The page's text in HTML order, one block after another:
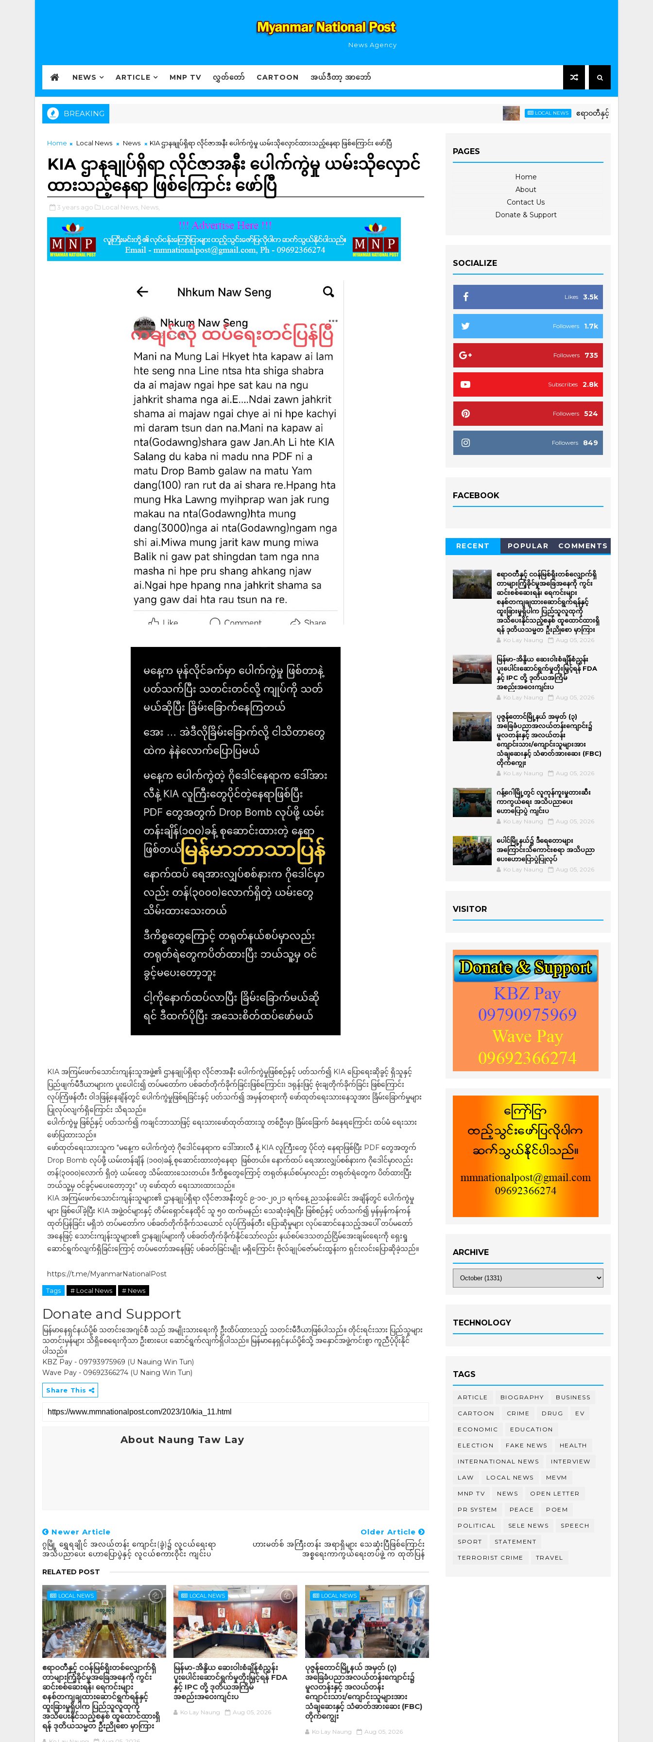
News Agency
NEWS ARTICLE MNP TV လွှတ်တော် CARTOON အယ်ဒီတာ့ အာဘော်
BREAKING LOCAL NEWS ဧရာဝတီနှင့် ငဝန်မြစ်ရိုးတစ်လျှေ
Home Local News News KIA ဌာနချုပ်ရှိရာ လိုင်ဇာအနီး ပေါက်ကွဲမှု ယမ်းသိုလှောင်ထားသည့်နေရာ ဖြစ်ကြောင်း ဖော်ပြီ
KIA ဌာနချုပ်ရှိရာ လိုင်ဇာအနီး ပေါက်ကွဲမှု ယမ်းသိုလှောင်
ထားသည့်နေရာ ဖြစ်ကြောင်း ဖော်ပြီ
3 years ago Local News, News,
KIA အကြမ်းဖက်သောင်းကျန်းသူအဖွဲ့၏ ဌာနချုပ်ရှိရာ လိုင်ဇာအနီး ပေါက်ကွဲမှုဖြစ်စဉ်နှင့် ပတ်သက်၍ KIA ပြောရေးဆိုခွင့် ရှိသူနှင့်
ပြည်ဖျက်မီဒီယာများက ပူးပေါင်း၍ တပ်မတော်က ပစ်ခတ်တိုက်ခိုက်ခြင်းဖြစ်ကြောင်း၊ ဒရုန်းဖြင့် ဗုံးချတိုက်ခိုက်ခြင်း ဖြစ်ကြောင်း
လုပ်ကြံဖန်တီး ဝါဒဖြန့်နေချိန်တွင် ပေါက်ကွဲမှုဖြစ်ရခြင်းနှင့် ပတ်သက်၍ အမှန်တရားကို ဖော်ထုတ်ရေးသားနေသူအား ခြိမ်းခြောက်မှုများ
ပြုလုပ်လျက်ရှိကြောင်း သိရသည်။
ပေါက်ကွဲမှု ဖြစ်ဉ်နှင့် ပတ်သက်၍ ကချင်ဘာသာဖြင့် ရေးသားဖော်ထုတ်ထားသူ တစ်ဦးမှာ ခြိမ်းခြောက် ခံနေရကြောင်း ထပ်မံ ရေးသား
ဖော်ပြထားသည်။
ဖော်ထုတ်ရေးသားသူက "မနေ့က ပေါက်ကွဲတဲ့ ဂိုဒေါင်နေရာက ဒေါ်အားလီ နဲ့ KIA လူကြီးတွေ ပိုင်တဲ့ နေရာဖြစ်ပြီး PDF တွေအတွက်
Drop Bomb လုပ်ဖို့ ယမ်းတန်ချိန် (၁၀၀)ခန့် စုဆောင်းထားတဲ့နေရာ ဖြစ်တယ်။ နောက်ထပ် ရေအားလျှပ်စစ်နားက ဂိုဒေါင်မှာလည်း
တန်(၃၀၀၀)လောက် ရှိတဲ့ ယမ်းတွေ သိမ်းထားသေးတယ်။ ဒီကိစ္စတွေကြောင့် တရုတ်နယ်စပ်မှာလည်း တရုတ်ရဲတွေက ပိတ်ထားပြီး
ဘယ်သူ့မှ ဝင်ခွင့်မပေးတော့ဘူး" ဟု ဖော်ထုတ် ရေးသားထားသည်။
KIA အကြမ်းဖက်သောင်းကျန်းသူများ၏ ဌာနချုပ်ရှိရာ လိုင်ဇာအနီးတွင် ၉-၁၀-၂၀၂၁ ရက်နေ့ ညသန်းခေါင်း အချိန်တွင် ပေါက်ကွဲမှု
များ ဖြစ်ပေါ်ခဲ့ပြီး KIA အဖွဲ့ဝင်များနှင့် တိမ်းရှောင်နေထိုင် သူ ၅၀ ထက်မနည်း သေဆုံးခဲ့ရပြီး ဖြစ်စဉ်နှင့် ပတ်သက်၍ မှန်မှန်ကန်ကန်
ထုတ်ပြန်ခြင်း မရှိဘဲ တပ်မတော်က ပစ်ခတ်တိုက်ခိုက်သယောင် လုပ်ကြံဖန်တီး ပြောဆိုမှုများ လုပ်ဆောင်နေသည့်အပေါ် တပ်မတော်
အနေဖြင့် သောင်းကျန်းသူများ၏ ဌာနချုပ်များကို ပစ်ခတ်တိုက်ခိုက်နိုင်သော်လည်း နယ်စပ်ဒေသတည်ငြိမ်အေးချမ်းရေးကို ရှေးရှု
ဆောင်ရွက်လျက်ရှိခြင်းကြောင့် တပ်မတော်အနေဖြင့် ပစ်ခတ်ခြင်းမျိုး မရှိကြောင်း ဗိုလ်ချုပ်ဇော်မင်းထွန်းက ရှင်းလင်းပြောဆိုခဲ့သည်။
https://t.me/MyanmarNationalPost
Tags # Local News # News
Donate and Support
မြန်မာနေရှင်နယ်ပို့စ် သတင်းအေဂျင်စီ သည် အမျိုးသားရေးကို ဦးထိပ်ထားသည့် သတင်းမီဒီယာဖြစ်ပါသည်။ တိုင်းရင်းသား ပြည်သူများ
သတင်းမှန်များ သိရှိစေရေးကိုသာ ဦးစားပေး ဆောင်ရွက်လျက်ရှိပါသည်။ မြန်မာနေရှင်နယ်ပို့စ်သို့ အနှောင်အဖွဲ့ကင်းစွာ ကူညီပံ့ပိုးနိုင်
ပါသည်။
KBZ Pay - 09793975969 (U Nauing Win Tun)
Wave Pay - 09692366274 (U Naing Win Tun)
Share This
About Naung Taw Lay
Newer Article
ဂွမြို့ ရွှေရချိုင် အလယ်တန်း ကျောင်း(ခွဲ)၌ လူငယ်ရေးရာ
အသိပညာပေး ဟောပြောပွဲနှင့် လူငယ်စကားဝိုင်း ကျင်းပ
Older Article
ဟားမတ်စ် အကြီးတန်း အရာရှိများ သေဆုံးပြီဖြစ်ကြောင်း
အစ္စရေးကာကွယ်ရေးတပ်ဖွဲ့ က ထုတ်ပြန်
RELATED POST
LOCAL NEWS
ဧရာဝတီနှင့် ငဝန်မြစ်ရိုးတစ်လျှောက်ရှိ
တာများကြံ့ခိုင်မှုအခြေအနေကို ကွင်း
ဆင်းစစ်ဆေးရန်၊ ရေကင်းများ
စနစ်တကျချထားဆောင်ရွက်ရန်နှင့်
ထူးခြားမှုရှိပါက ပြည်သူလူထုကို
အသိပေးနိုင်သည့်စနစ် ထူထောင်ထားရှိ
ရန် ဒုတိယသမ္မတ ဦးညိုစော မှာကြား
LOCAL NEWS
မြန်မာ-အိန္ဒိယ ဆေးဝါးစံချိန်စံညွှန်း
ပူးပေါင်းဆောင်ရွက်မှုတိုးမြှင့်ရန် FDA
နှင့် IPC တို့ ဒုတိယအကြိမ်
အစည်းအဝေးကျင်းပ
Ko Lay Naung Aug 05, 2026
LOCAL NEWS
ပုဇွန်တောင်မြို့နယ် အမှတ် (၃)
အခြေခံပညာအလယ်တန်းကျောင်း၌
မူလတန်းနှင့် အလယ်တန်း
ကျောင်းသား/ကျောင်းသူများအား
သံချဆေးနှင့် သံဓာတ်အားဆေး (FBC)
တိုက်ကျွေး
Ko Lay Naung Aug 05, 2026
PAGES
Home
About
Contact Us
Donate & Support
SOCIALIZE
3.5k
Likes
1.7k
Followers
735
Followers
2.8k
Subscribes
524
Followers
849
Followers
FACEBOOK
RECENT POPULAR COMMENTS
ဧရာဝတီနှင့် ငဝန်မြစ်ရိုးတစ်လျှောက်ရှိ
တာများကြံ့ခိုင်မှုအခြေအနေကို ကွင်း
ဆင်းစစ်ဆေးရန်၊ ရေကင်းများ
စနစ်တကျချထားဆောင်ရွက်ရန်နှင့်
ထူးခြားမှုရှိပါက ပြည်သူလူထုကို
အသိပေးနိုင်သည့်စနစ် ထူထောင်ထားရှိ
ရန် ဒုတိယသမ္မတ ဦးညိုစော မှာကြား
Ko Lay Naung Aug 05, 2026
မြန်မာ-အိန္ဒိယ ဆေးဝါးစံချိန်စံညွှန်း
ပူးပေါင်းဆောင်ရွက်မှုတိုးမြှင့်ရန် FDA
နှင့် IPC တို့ ဒုတိယအကြိမ်
အစည်းအဝေးကျင်းပ
Ko Lay Naung Aug 05, 2026
ပုဇွန်တောင်မြို့နယ် အမှတ် (၃)
အခြေခံပညာအလယ်တန်းကျောင်း၌
မူလတန်းနှင့် အလယ်တန်း
ကျောင်းသား/ကျောင်းသူများအား
သံချဆေးနှင့် သံဓာတ်အားဆေး (FBC)
တိုက်ကျွေး
Ko Lay Naung Aug 05, 2026
ဂန့်ဂေါမြို့တွင် လူကုန်ကူးမှုတားဆီး
ကာကွယ်ရေး အသိပညာပေး
ဟောပြောပွဲ ကျင်းပ
Ko Lay Naung Aug 05, 2026
ပေါင်မြို့နယ်၌ ဒီရေတောများ
အကြောင်းသိကောင်းစရာ အသိပညာ
ပေးဟောပြောပွဲပြုလုပ်
Ko Lay Naung Aug 05, 2026
VISITOR
ARCHIVE
TECHNOLOGY
TAGS
ARTICLE BIOGRAPHY BUSINESS
CARTOON CRIME DRUG EV
ECONOMIC EDUCATION
ELECTION FAKE NEWS HEALTH
INTERNATIONAL NEWS INTERVIEW
LAW LOCAL NEWS MEVM
MNP TV NEWS OPEN LETTER
PR SYSTEM PEACE POEM
POLITICAL SELE NEWS SPEECH
SPORT STATEMENT
TERRORIST CRIME TRAVEL